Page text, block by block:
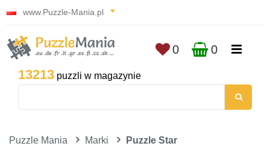
www.Puzzle-Mania.pl
13213 puzzli w magazynie
0 0
Puzzle Mania Marki Puzzle Star